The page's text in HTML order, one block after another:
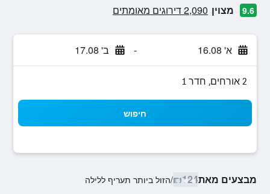
9.6 מצוין 2,090 דירוגים מאומתים
א' 16.08 - ב' 17.08
2 אורחים, חדר 1
חיפוש
מבצעים מאת₪124
/הזול ביותר תעריף ללילה